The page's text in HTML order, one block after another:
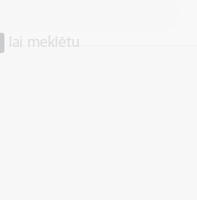
lai meklētu